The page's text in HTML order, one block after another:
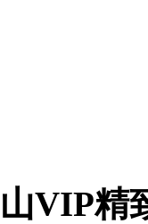
VIP精